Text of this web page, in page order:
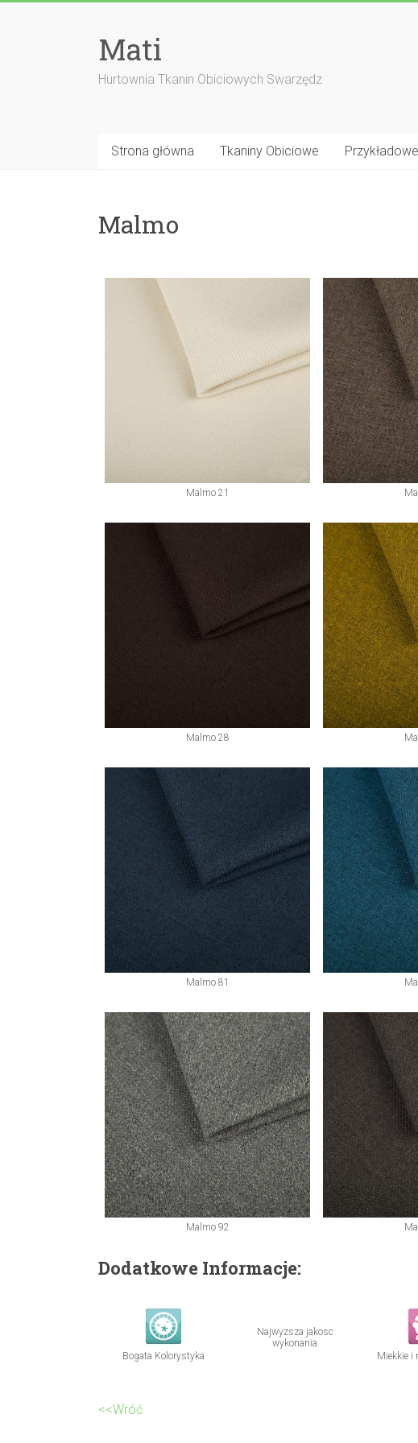
Mati
Hurtownia Tkanin Obiciowych Swarzędz
Strona główna Tkaniny Obiciowe
Malmo
Malmo 21
Malmo 28
Malmo 81
Malmo 92
Dodatkowe Informacje:
Bogata Kolorystyka
Najwyzsza jakosc
wykonania
Miekkie i
<<Wróć